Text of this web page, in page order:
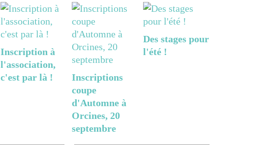
Inscription à
l'association,
c'est par là !
Inscriptions
coupe
d'Automne à
Orcines, 20
septembre
Des stages pour
l'été !